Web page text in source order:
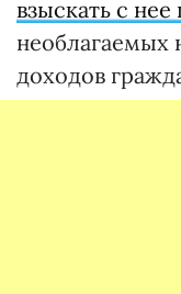
взыскать с
доходов